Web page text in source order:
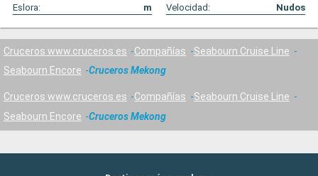
Eslora:
m Velocidad: Nudos
Cruceros www.cruceros.es Compañías
Seabourn Cruise Line
Seabourn Encore
Cruceros Mekong
Cruceros www.cruceros.es Compañías
Seabourn Cruise Line
Seabourn Encore
Cruceros Mekong